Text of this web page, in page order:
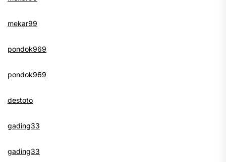
mekar99
pondok969
pondok969
destoto
gading33
gading33